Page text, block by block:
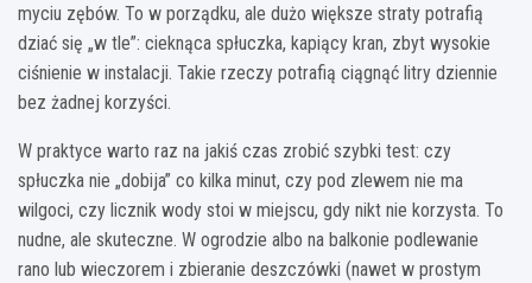
myciu zębów. To w porządku, ale dużo większe straty potrafią
dziać się „w tle”: cieknąca spłuczka, kapiący kran, zbyt wysokie
ciśnienie w instalacji. Takie rzeczy potrafią ciągnąć litry dziennie
bez żadnej korzyści.
W praktyce warto raz na jakiś czas zrobić szybki test: czy
spłuczka nie „dobija” co kilka minut, czy pod zlewem nie ma
wilgoci, czy licznik wody stoi w miejscu, gdy nikt nie korzysta. To
nudne, ale skuteczne. W ogrodzie albo na balkonie podlewanie
rano lub wieczorem i zbieranie deszczówki (nawet w prostym